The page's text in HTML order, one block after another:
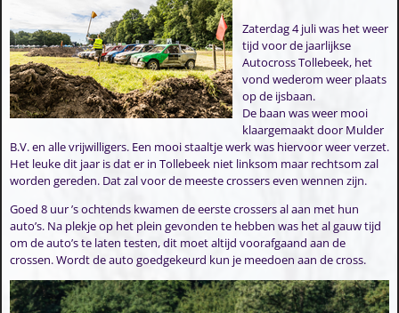
Zaterdag 4 juli was het weer
tijd voor de jaarlijkse
Autocross Tollebeek, het
vond wederom weer plaats
op de ijsbaan.
De baan was weer mooi
klaargemaakt door Mulder
B.V. en alle vrijwilligers. Een mooi staaltje werk was hiervoor weer verzet.
Het leuke dit jaar is dat er in Tollebeek niet linksom maar rechtsom zal
worden gereden. Dat zal voor de meeste crossers even wennen zijn.
Goed 8 uur ’s ochtends kwamen de eerste crossers al aan met hun
auto’s. Na plekje op het plein gevonden te hebben was het al gauw tijd
om de auto’s te laten testen, dit moet altijd voorafgaand aan de
crossen. Wordt de auto goedgekeurd kun je meedoen aan de cross.